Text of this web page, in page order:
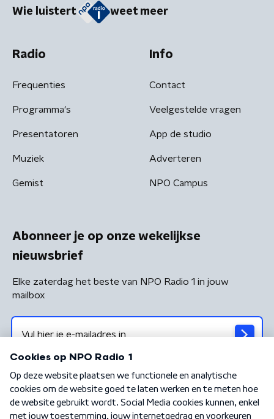
Wie luistert weet meer
Radio
Frequenties
Programma's
Presentatoren
Muziek
Gemist
Info
Contact
Veelgestelde vragen
App de studio
Adverteren
NPO Campus
Abonneer je op onze wekelijkse
nieuwsbrief
Elke zaterdag het beste van NPO Radio 1 in jouw
mailbox
Algemene voorwaarden